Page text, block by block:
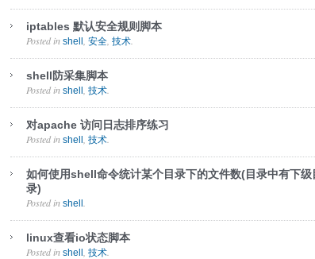
iptables 默认安全规则脚本
Posted in shell 安全 技术
shell防采集脚本
Posted in shell 技术
对apache 访问日志排序练习
Posted in shell 技术
如何使用shell命令统计某个目录下的文件数(目录中有下级
录)
Posted in shell
linux查看io状态脚本
Posted in shell 技术